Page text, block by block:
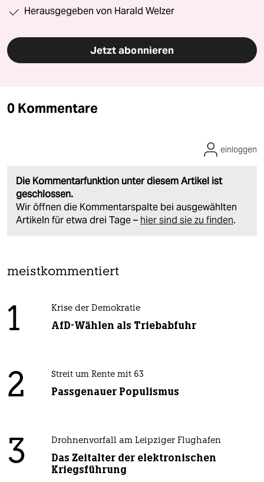
Herausgegeben von Harald Welzer
Jetzt abonnieren
0 Kommentare
Die Kommentarfunktion unter diesem Artikel ist
geschlossen.
Wir öffnen die Kommentarspalte bei ausgewählten
Artikeln für etwa drei Tage – hier sind sie zu finden.
einloggen
meistkommentiert
1 Krise der Demokratie
AfD-Wählen als Triebabfuhr
2 Streit um Rente mit 63
Passgenauer Populismus
3 Drohnenvorfall am Leipziger Flughafen
Das Zeitalter der elektronischen
Kriegsführung